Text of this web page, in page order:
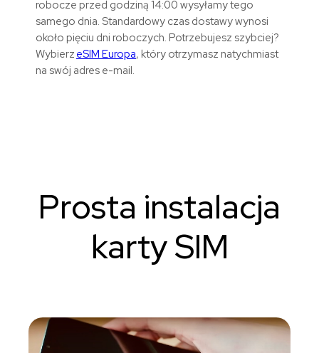
robocze przed godziną 14:00 wysyłamy tego
samego dnia. Standardowy czas dostawy wynosi
około pięciu dni roboczych. Potrzebujesz szybciej?
Wybierz eSIM Europa, który otrzymasz natychmiast
na swój adres e-mail.
Prosta instalacja
karty SIM